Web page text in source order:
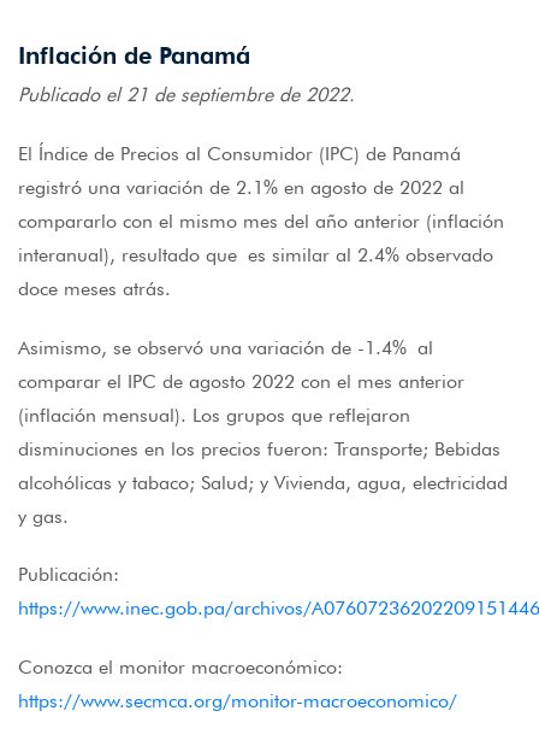
Inflación de Panamá
Publicado el 21 de septiembre de 2022.
El Índice de Precios al Consumidor (IPC) de Panamá
registró una variación de 2.1% en agosto de 2022 al
compararlo con el mismo mes del año anterior (inflación
interanual), resultado que es similar al 2.4% observado
doce meses atrás.
Asimismo, se observó una variación de -1.4% al
comparar el IPC de agosto 2022 con el mes anterior
(inflación mensual). Los grupos que reflejaron
disminuciones en los precios fueron: Transporte; Bebidas
alcohólicas y tabaco; Salud; y Vivienda, agua, electricidad
y gas.
Publicación:
https://www.inec.gob.pa/archivos/
Conozca el monitor macroeconómico:
https://www.secmca.org/monitor-macroeconomico/